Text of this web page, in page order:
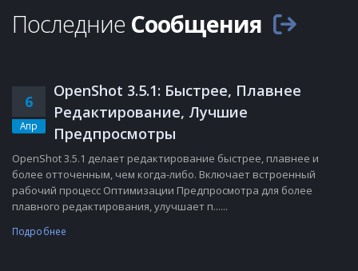
Последние Сообщения
6
Апр
OpenShot 3.5.1: Быстрее, Плавнее
Редактирование, Лучшие
Предпросмотры
OpenShot 3.5.1 делает редактирование быстрее, плавнее и
более отточенным, чем когда-либо. Включает встроенный
рабочий процесс Оптимизации Предпросмотра для более
плавного редактирования, улучшает п......
Подробнее